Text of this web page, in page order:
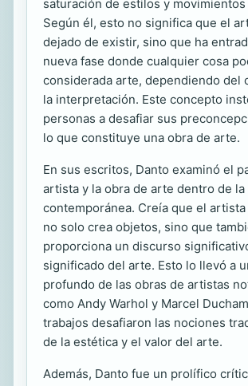
saturación de estilos y
Según él, esto no significa que el
dejado de existir, sino que ha
nueva fase donde cualquier cosa
considerada arte, dependiendo del
la interpretación. Este concepto
personas a desafiar sus
lo que constituye una obra de arte.
En sus escritos, Danto examinó el
artista y la obra de arte dentro de
contemporánea. Creía que el
no solo crea objetos, sino que
proporciona un discurso
significado del arte. Esto lo llevó a
profundo de las obras de artistas
como Andy Warhol y Marcel
trabajos desafiaron las nociones
de la estética y el valor del arte.
Además, Danto fue un prolífico